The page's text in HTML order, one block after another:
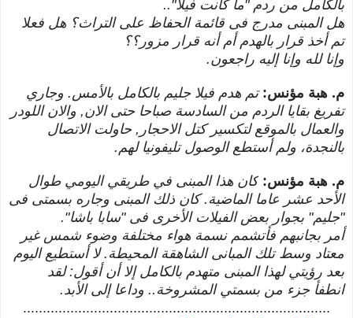
بالكامل من ردم "ما كانت فيلا"..
هل المبنى مدرج فى قائمة الحفاظ على التراث؟ هل فعلا
تم أخذ قرار بالهدم أم أنه قرار مزور؟؟
وإنا لله وإنا إليه راجعون.
م. هبة مؤنس: تم هدم فيلا جليم بالكامل بالأمس. وجاري
تفريغ بقايا الردم من السادسة صباحا حتى الان, والان اللودر
والعمال بالموقع لتكسير كتل الاحجار, حاولت الاتصال
بالنجدة، ولم أستطع الوصول تليفونيا لهم.
م. هبة مؤنس: كان هذا المبنى في طريقي اليومي طوال
الأحد عشر عاما الماضية.كان ذلك المبنى وجاره بسمتى فى
"جليم" بجوار بعض الفيلات الأخرى فى "سابا باشا".
أمر بجانبهم فأتشمم نسمة هواء مختلفة وضوء شمس غير
معتاد وسط تلك المبانى الشاهقة المحيطة. لا أستطيع اليوم
بعد رؤيتي لهذا المبنى متهدم بالكامل إلا أن أقول: لقد
انطفأ جزء من بسمتي المشروخة.. وداعا إلى الأبد.
..............................................................................